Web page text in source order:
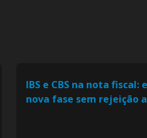
IBS e CBS na nota
nova fase sem rejeição